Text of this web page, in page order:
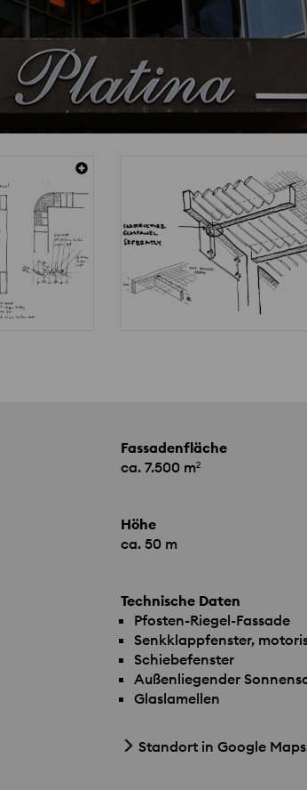
Fassadenfläche
ca. 7.500 m²
Höhe
ca. 50 m
Technische Daten
Pfosten-Riegel-Fassade
Senkklappfenster,
Schiebefenster
Außenliegender
Glaslamellen
Standort in Google